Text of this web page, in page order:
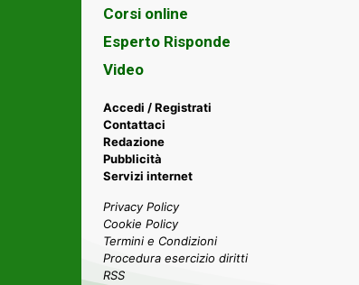
Corsi online
Esperto Risponde
Video
Accedi / Registrati
Contattaci
Redazione
Pubblicità
Servizi internet
Privacy Policy
Cookie Policy
Termini e Condizioni
Procedura esercizio diritti
RSS